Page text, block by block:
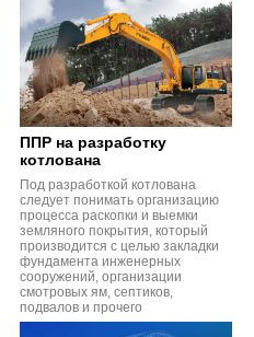
ППР на разработку
котлована
Под разработкой котлована
следует понимать организацию
процесса раскопки и выемки
земляного покрытия, который
производится с целью закладки
фундамента инженерных
сооружений, организации
смотровых ям, септиков,
подвалов и прочего